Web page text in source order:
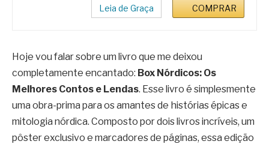
Leia de Graça COMPRAR
Hoje vou falar sobre um livro que me deixou
completamente encantado: Box Nórdicos: Os
Melhores Contos e Lendas. Esse livro é simplesmente
uma obra-prima para os amantes de histórias épicas e
mitologia nórdica. Composto por dois livros incríveis, um
pôster exclusivo e marcadores de páginas, essa edição